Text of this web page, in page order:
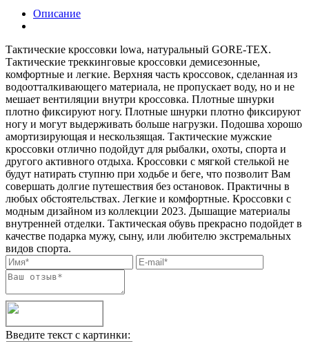
Описание
Тактические кроссовки lowa, натуральный GORE-TEX.
Тактические треккинговые кроссовки демисезонные,
комфортные и легкие. Верхняя часть кроссовок, сделанная из
водоотталкивающего материала, не пропускает воду, но и не
мешает вентиляции внутри кроссовка. Плотные шнурки
плотно фиксируют ногу. Плотные шнурки плотно фиксируют
ногу и могут выдерживать больше нагрузки. Подошва хорошо
амортизирующая и нескользящая. Тактические мужские
кроссовки отлично подойдут для рыбалки, охоты, спорта и
другого активного отдыха. Кроссовки с мягкой стелькой не
будут натирать ступню при ходьбе и беге, что позволит Вам
совершать долгие путешествия без остановок. Практичны в
любых обстоятельствах. Легкие и комфортные. Кроссовки с
модным дизайном из коллекции 2023. Дышащие материалы
внутренней отделки. Тактическая обувь прекрасно подойдет в
качестве подарка мужу, сыну, или любителю экстремальных
видов спорта.
Введите текст с картинки: